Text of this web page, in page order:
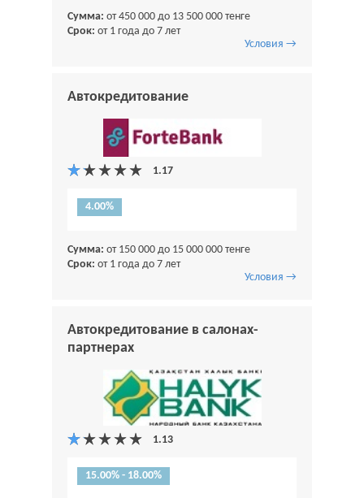
Сумма: от 450 000 до 13 500 000 тенге
Срок: от 1 года до 7 лет
Условия →
Автокредитование
4.00%
Сумма: от 150 000 до 15 000 000 тенге
Срок: от 1 года до 7 лет
Условия →
Автокредитование в салонах-
партнерах
15.00% - 18.00%